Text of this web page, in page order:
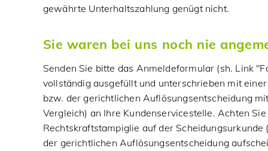
gewährte Unterhaltszahlung genügt nicht.
Sie waren bei uns noch nie
Senden Sie bitte das Anmeldeformular (sh. Link
vollständig ausgefüllt und unterschrieben mit
bzw. der gerichtlichen Auflösungsentscheidung
Vergleich) an Ihre Kundenservicestelle. Achten
Rechtskraftstampiglie auf der Scheidungsurkunde
der gerichtlichen Auflösungsentscheidung